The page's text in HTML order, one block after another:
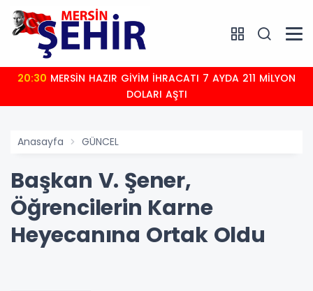
20:30
DOLARI AŞTI
Anasayfa GÜNCEL
Başkan V. Şener,
Öğrencilerin Karne
Heyecanına Ortak Oldu